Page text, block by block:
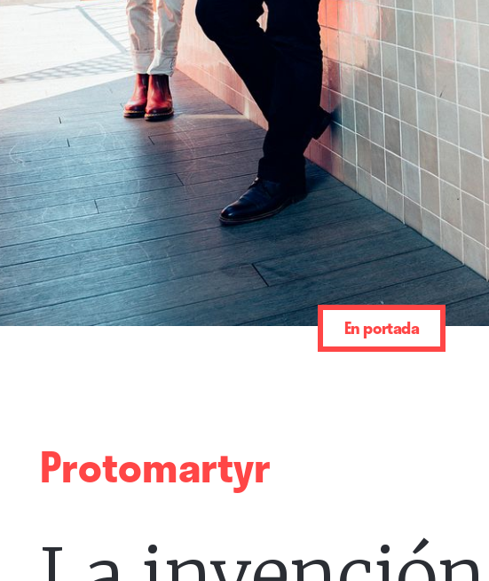
En portada
Protomartyr